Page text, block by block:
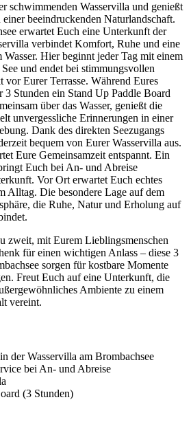
schwimmenden Wasservilla und genießt
beeindruckenden Naturlandschaft.
erwartet Euch eine Unterkunft der
verbindet Komfort, Ruhe und eine
Hier beginnt jeder Tag mit einem
und endet bei stimmungsvollen
vor Eurer Terrasse. Während Eures
3 Stunden ein Stand Up Paddle Board
über das Wasser, genießt die
unvergessliche Erinnerungen in einer
Dank des direkten Seezugangs
bequem von Eurer Wasservilla aus.
Eure Gemeinsamzeit entspannt. Ein
Euch bei An- und Abreise
Vor Ort erwartet Euch echtes
Alltag. Die besondere Lage auf dem
die Ruhe, Natur und Erholung auf
zweit, mit Eurem Lieblingsmenschen
für einen wichtigen Anlass – diese 3
sorgen für kostbare Momente
Freut Euch auf eine Unterkunft, die
Ambiente zu einem
vereint.
der Wasservilla am Brombachsee
bei An- und Abreise
(3 Stunden)